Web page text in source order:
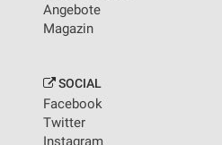
Angebote
Magazin
SOCIAL
Facebook
Twitter